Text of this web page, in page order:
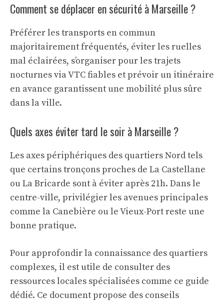
Comment se déplacer en sécurité à Marseille ?
Préférer les transports en commun
majoritairement fréquentés, éviter les ruelles
mal éclairées, s’organiser pour les trajets
nocturnes via VTC fiables et prévoir un itinéraire
en avance garantissent une mobilité plus sûre
dans la ville.
Quels axes éviter tard le soir à Marseille ?
Les axes périphériques des quartiers Nord tels
que certains tronçons proches de La Castellane
ou La Bricarde sont à éviter après 21h. Dans le
centre-ville, privilégier les avenues principales
comme la Canebière ou le Vieux-Port reste une
bonne pratique.
Pour approfondir la connaissance des quartiers
complexes, il est utile de consulter des
ressources locales spécialisées comme ce guide
dédié. Ce document propose des conseils